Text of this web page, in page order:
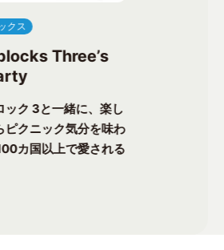
クス
Three’s
ック 3と一緒に、楽し
ピクニック気分を味わ
カ国以上で愛される